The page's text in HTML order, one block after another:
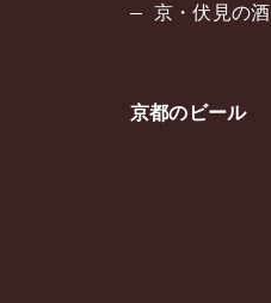
京・伏見の
京都のビール